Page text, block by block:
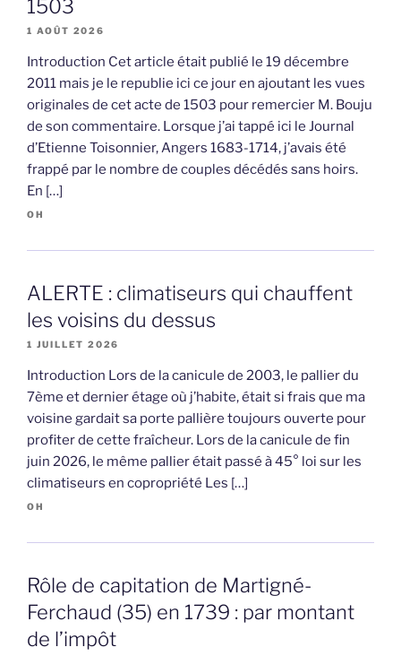
1503
1 AOÛT 2026
Introduction Cet article était publié le 19 décembre
2011 mais je le republie ici ce jour en ajoutant les vues
originales de cet acte de 1503 pour remercier M. Bouju
de son commentaire. Lorsque j’ai tappé ici le Journal
d’Etienne Toisonnier, Angers 1683-1714, j’avais été
frappé par le nombre de couples décédés sans hoirs.
En […]
OH
ALERTE : climatiseurs qui chauffent
les voisins du dessus
1 JUILLET 2026
Introduction Lors de la canicule de 2003, le pallier du
7ème et dernier étage où j’habite, était si frais que ma
voisine gardait sa porte pallière toujours ouverte pour
profiter de cette fraîcheur. Lors de la canicule de fin
juin 2026, le même pallier était passé à 45° loi sur les
climatiseurs en copropriété Les […]
OH
Rôle de capitation de Martigné-
Ferchaud (35) en 1739 : par montant
de l’impôt